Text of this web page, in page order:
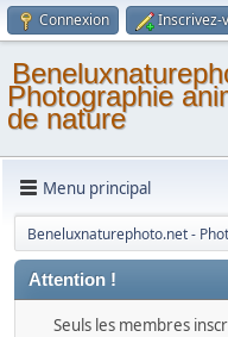
Connexion Inscrivez-
Photographie
de nature
Menu principal
Beneluxnaturephoto.net -
Attention !
Seuls les membres